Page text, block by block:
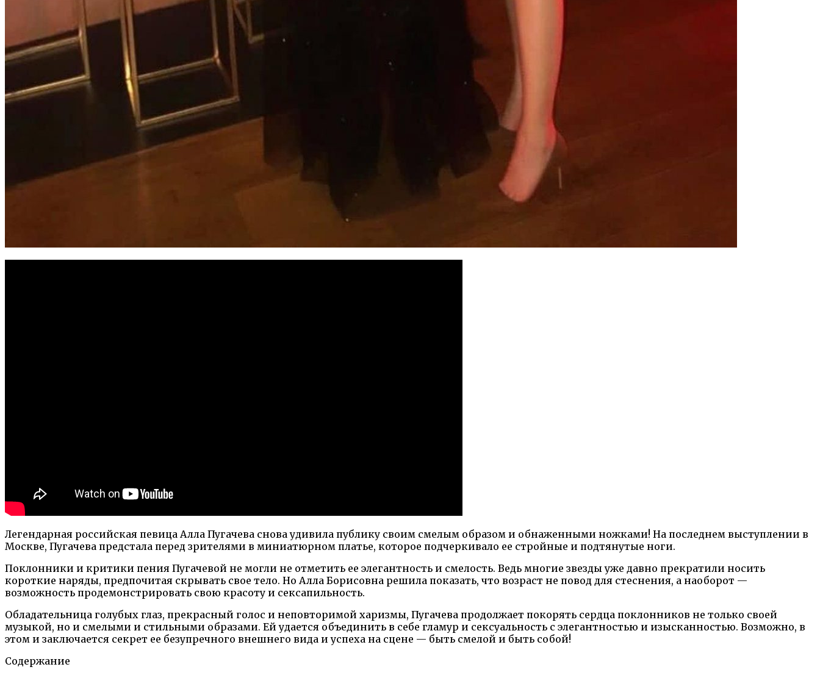
Легендарная российская певица Алла Пугачева снова удивила публику своим смелым образом и обнаженными ножками! На последнем выступлении в
Москве, Пугачева предстала перед зрителями в миниатюрном платье, которое подчеркивало ее стройные и подтянутые ноги.
Поклонники и критики пения Пугачевой не могли не отметить ее элегантность и смелость. Ведь многие звезды уже давно прекратили носить
короткие наряды, предпочитая скрывать свое тело. Но Алла Борисовна решила показать, что возраст не повод для стеснения, а наоборот —
возможность продемонстрировать свою красоту и сексапильность.
Обладательница голубых глаз, прекрасный голос и неповторимой харизмы, Пугачева продолжает покорять сердца поклонников не только своей
музыкой, но и смелыми и стильными образами. Ей удается объединить в себе гламур и сексуальность с элегантностью и изысканностью. Возможно, в
этом и заключается секрет ее безупречного внешнего вида и успеха на сцене — быть смелой и быть собой!
Содержание